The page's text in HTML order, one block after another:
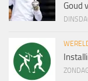
Goud